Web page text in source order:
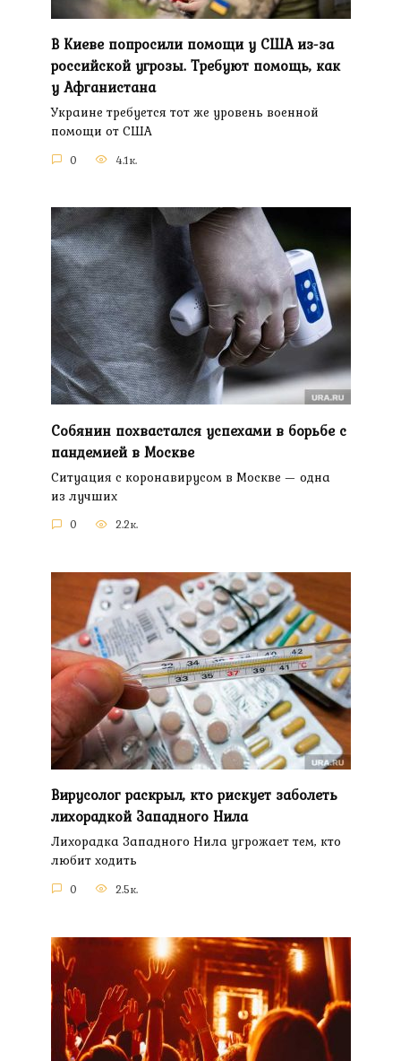
В Киеве попросили помощи у США из-за
российской угрозы. Требуют помощь, как
у Афганистана
Украине требуется тот же уровень военной
помощи от США
0 4.1к.
Собянин похвастался успехами в борьбе с
пандемией в Москве
Ситуация с коронавирусом в Москве — одна
из лучших
0 2.2к.
Вирусолог раскрыл, кто рискует заболеть
лихорадкой Западного Нила
Лихорадка Западного Нила угрожает тем, кто
любит ходить
0 2.5к.